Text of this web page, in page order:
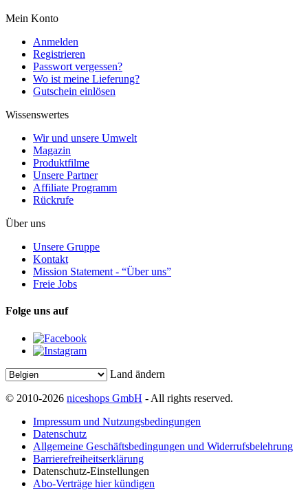
Mein Konto
Anmelden
Registrieren
Passwort vergessen?
Wo ist meine Lieferung?
Gutschein einlösen
Wissenswertes
Wir und unsere Umwelt
Magazin
Produktfilme
Unsere Partner
Affiliate Programm
Rückrufe
Über uns
Unsere Gruppe
Kontakt
Mission Statement - “Über uns”
Freie Jobs
Folge uns auf
Land ändern
© 2010-2026 niceshops GmbH - All rights reserved.
Impressum und Nutzungsbedingungen
Datenschutz
Allgemeine Geschäftsbedingungen und Widerrufsbelehrung
Barrierefreiheitserklärung
Datenschutz-Einstellungen
Abo-Verträge hier kündigen